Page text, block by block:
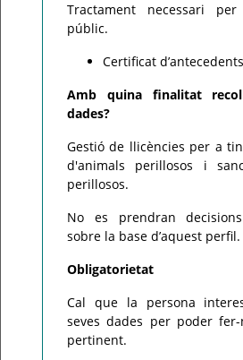
Tractament necessari per
públic.
Certificat
Amb quina finalitat
dades?
Gestió de llicències per a
d'animals perillosos i
perillosos.
No es prendran
sobre la base d’aquest perfil.
Obligatorietat
Cal que la persona
seves dades per poder
pertinent.